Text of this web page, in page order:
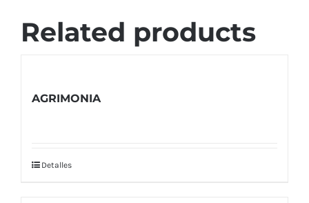
Related products
AGRIMONIA
Detalles